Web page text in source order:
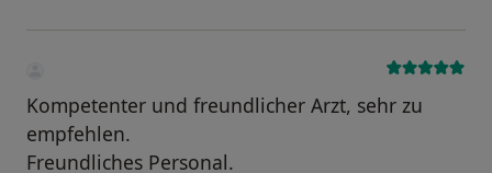
Kompetenter und freundlicher Arzt, sehr zu
empfehlen.
Freundliches Personal.